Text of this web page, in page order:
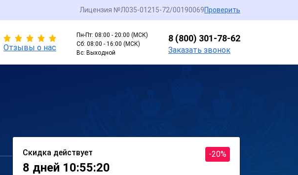
Лицензия №Л035-01215-72/00190069Проверить
Отзывы о нас
Пн-Пт: 08:00 - 20:00 (МСК)
Сб: 08:00 - 16:00 (МСК)
Вс: Выходной
8 (800) 301-78-62
Заказать звонок
Скидка действует
8 дней 10:55:20
-20%